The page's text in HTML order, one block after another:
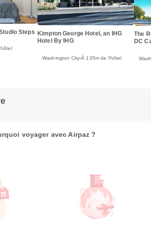
Steps Kimpton George Hotel, an IHG
Hotel By IHG
Washington City À 135m de l'hôtel
The
DC
voyager avec Airpaz ?